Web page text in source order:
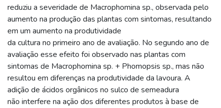
reduziu a severidade de Macrophomina sp., observada pelo
aumento na produção das plantas com sintomas, resultando
em um aumento na produtividade
da cultura no primeiro ano de avaliação. No segundo ano de
avaliação esse efeito foi observado nas plantas com
sintomas de Macrophomina sp. + Phomopsis sp., mas não
resultou em diferenças na produtividade da lavoura. A
adição de ácidos orgânicos no sulco de semeadura
não interfere na ação dos diferentes produtos à base de